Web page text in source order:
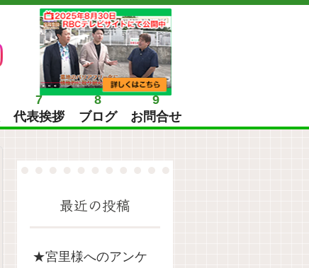
7
代表挨拶
8
ブログ
9
お問合せ
最近の投稿
★宮里様へのアンケ